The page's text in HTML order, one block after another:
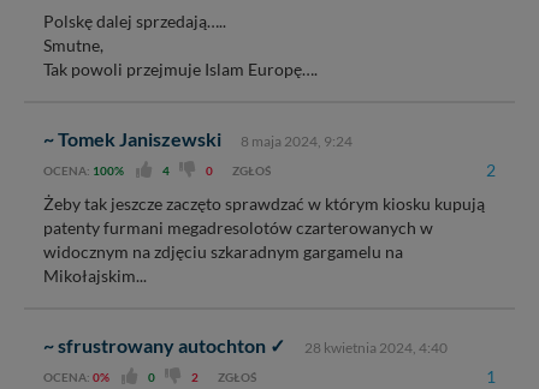
Polskę dalej sprzedają…..
Smutne,
Tak powoli przejmuje Islam Europę….
~ Tomek Janiszewski 8 maja 2024, 9:24
OCENA: 100% 4 0 ZGŁOŚ 2
Żeby tak jeszcze zaczęto sprawdzać w którym kiosku kupują
patenty furmani megadresolotów czarterowanych w
widocznym na zdjęciu szkaradnym gargamelu na
Mikołajskim...
~ sfrustrowany autochton ✓ 28 kwietnia 2024, 4:40
OCENA: 0% 0 2 ZGŁOŚ 1